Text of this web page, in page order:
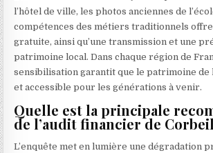
l’hôtel de ville, les photos anciennes de
compétences des métiers traditionnels
gratuite, ainsi qu’une transmission et une
patrimoine local. Dans chaque région de
sensibilisation garantit que le patrimoine
et accessible pour les générations à venir.
Quelle est la principale
de l’audit financier de
L’enquête met en lumière une dégradation